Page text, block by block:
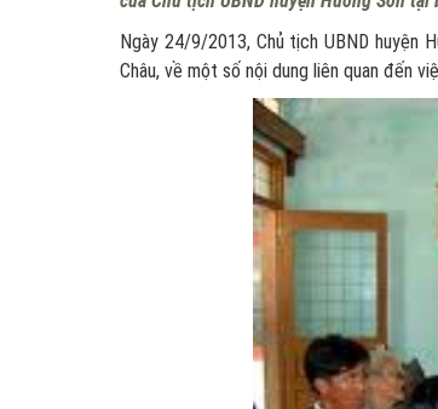
Ngày 24/9/2013, Chủ tịch UBND huyện
Châu, về một số nội dung liên quan đến